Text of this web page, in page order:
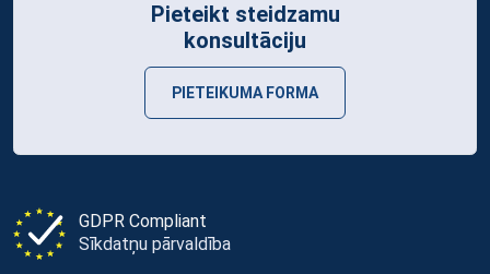
GDPR Compliant
Sīkdatņu pārvaldība
Pieteikt steidzamu
konsultāciju
PIETEIKUMA FORMA